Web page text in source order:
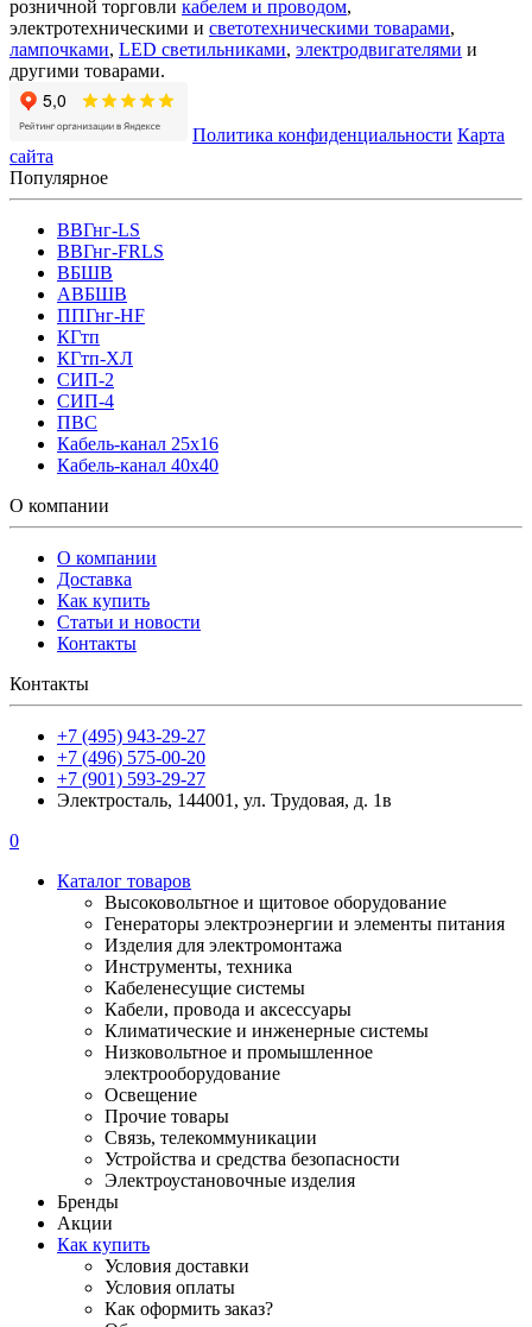
розничной торговли кабелем и проводом,
электротехническими и светотехническими товарами,
лампочками, LED светильниками, электродвигателями и
другими товарами.
Политика конфиденциальности Карта
сайта
Популярное
ВВГнг-LS
ВВГнг-FRLS
ВБШВ
АВБШВ
ППГнг-HF
КГтп
КГтп-ХЛ
СИП-2
СИП-4
ПВС
Кабель-канал 25х16
Кабель-канал 40х40
О компании
О компании
Доставка
Как купить
Статьи и новости
Контакты
Контакты
+7 (495) 943-29-27
+7 (496) 575-00-20
+7 (901) 593-29-27
Электросталь, 144001, ул. Трудовая, д. 1в
0
Каталог товаров
Высоковольтное и щитовое оборудование
Генераторы электроэнергии и элементы питания
Изделия для электромонтажа
Инструменты, техника
Кабеленесущие системы
Кабели, провода и аксессуары
Климатические и инженерные системы
Низковольтное и промышленное
электрооборудование
Освещение
Прочие товары
Связь, телекоммуникации
Устройства и средства безопасности
Электроустановочные изделия
Бренды
Акции
Как купить
Условия доставки
Условия оплаты
Как оформить заказ?